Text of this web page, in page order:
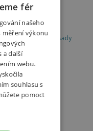
Kreativní sady
děti od 6 let
děti od 9 let
fér
našeho
měření výkonu
a další
webu.
souhlasu s
pomoct